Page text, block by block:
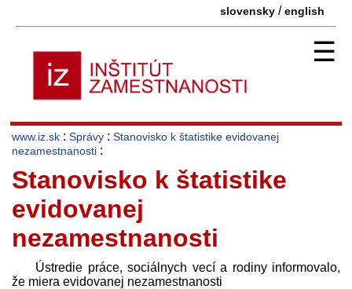
slovensky /english
☰
www.iz.sk : Správy : Stanovisko k štatistike evidovanej
nezamestnanosti :
Stanovisko k štatistike
evidovanej
nezamestnanosti
Ústredie práce, sociálnych vecí a rodiny informovalo,
že miera evidovanej nezamestnanosti